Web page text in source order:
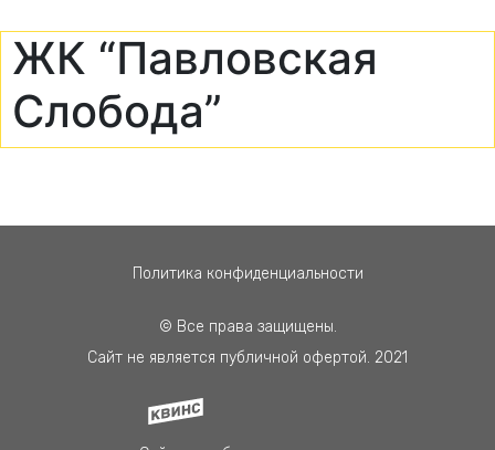
ЖК “Павловская
Слобода”
© Все права защищены.
Сайт не является публичной офертой. 2021
Политика конфиденциальности